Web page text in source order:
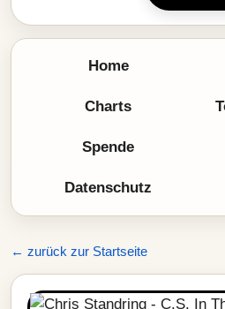
Home
Charts
Spende
Datenschutz
← zurück zur Startseite